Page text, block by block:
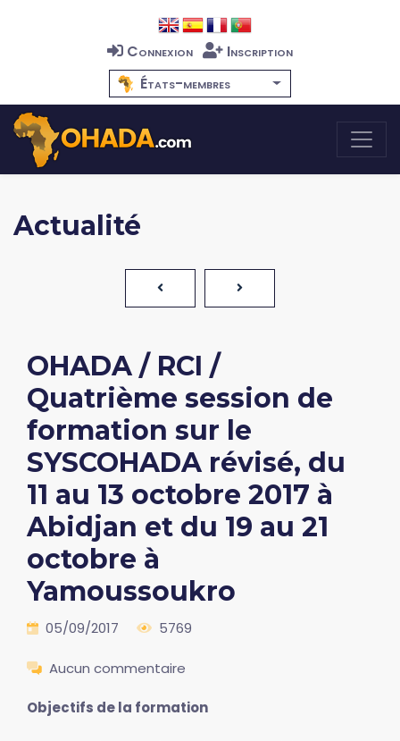
Connexion
Inscription
États-membres
Actualité
OHADA / RCI /
Quatrième session de
formation sur le
SYSCOHADA révisé, du
11 au 13 octobre 2017 à
Abidjan et du 19 au 21
octobre à
Yamoussoukro
05/09/2017 5769
Aucun commentaire
Objectifs de la formation